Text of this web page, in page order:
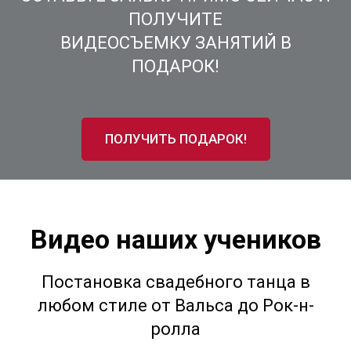
ПОЛУЧИТЕ
ВИДЕОСЪЕМКУ ЗАНЯТИЙ В
ПОДАРОК!
ПОЛУЧИТЬ ПОДАРОК!
Видео наших учеников
Постановка свадебного танца в
любом стиле от Вальса до Рок-н-
ролла